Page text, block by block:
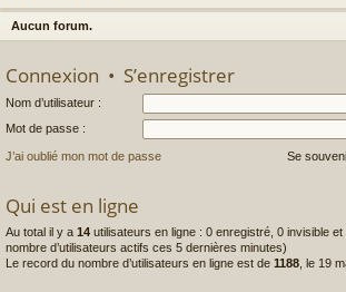
m
Aucun forum.
Connexion • S’enregistrer
Nom d’utilisateur :
Mot de passe :
J’ai oublié mon mot de passe Se
Qui est en ligne
Au total il y a 14 utilisateurs en ligne : 0 enregistré, 0 invisible et
nombre d’utilisateurs actifs ces 5 dernières minutes)
Le record du nombre d’utilisateurs en ligne est de 1188 , le 19